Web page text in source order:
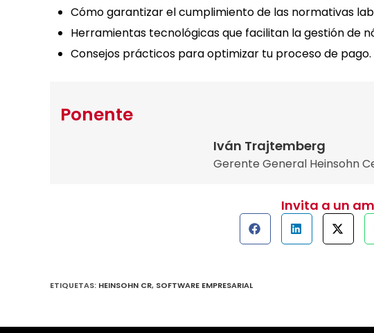
Cómo garantizar el cumplimiento de las normativas
Herramientas tecnológicas que facilitan la gestión de
Consejos prácticos para optimizar tu proceso de pago.
Ponente
Iván Trajtemberg
Gerente General Heinsohn
Invita a un
ETIQUETAS: HEINSOHN CR, SOFTWARE EMPRESARIAL